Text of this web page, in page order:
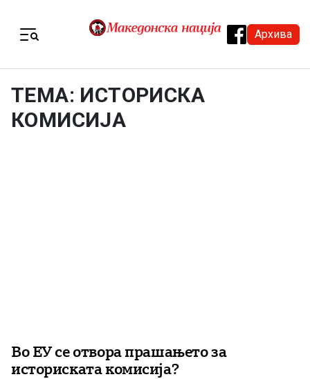
Архива
ТЕМА: ИСТОРИСКА
КОМИСИЈА
Во ЕУ се отвора прашањето за
историската комисија?